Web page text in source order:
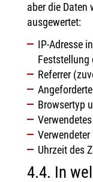
aber die Daten
ausgewertet:
IP-Adresse
Feststellung
Referrer
Browsertyp
Verwendeter
Uhrzeit des
4.4. In